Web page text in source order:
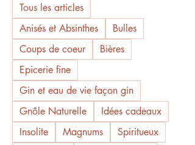
Tous les articles
Anisés et Absinthes
Bulles
Coups de coeur
Bières
Epicerie fine
Gin et eau de vie façon gin
Gnôle Naturelle
Idées cadeaux
Insolite
Magnums
Spiritueux